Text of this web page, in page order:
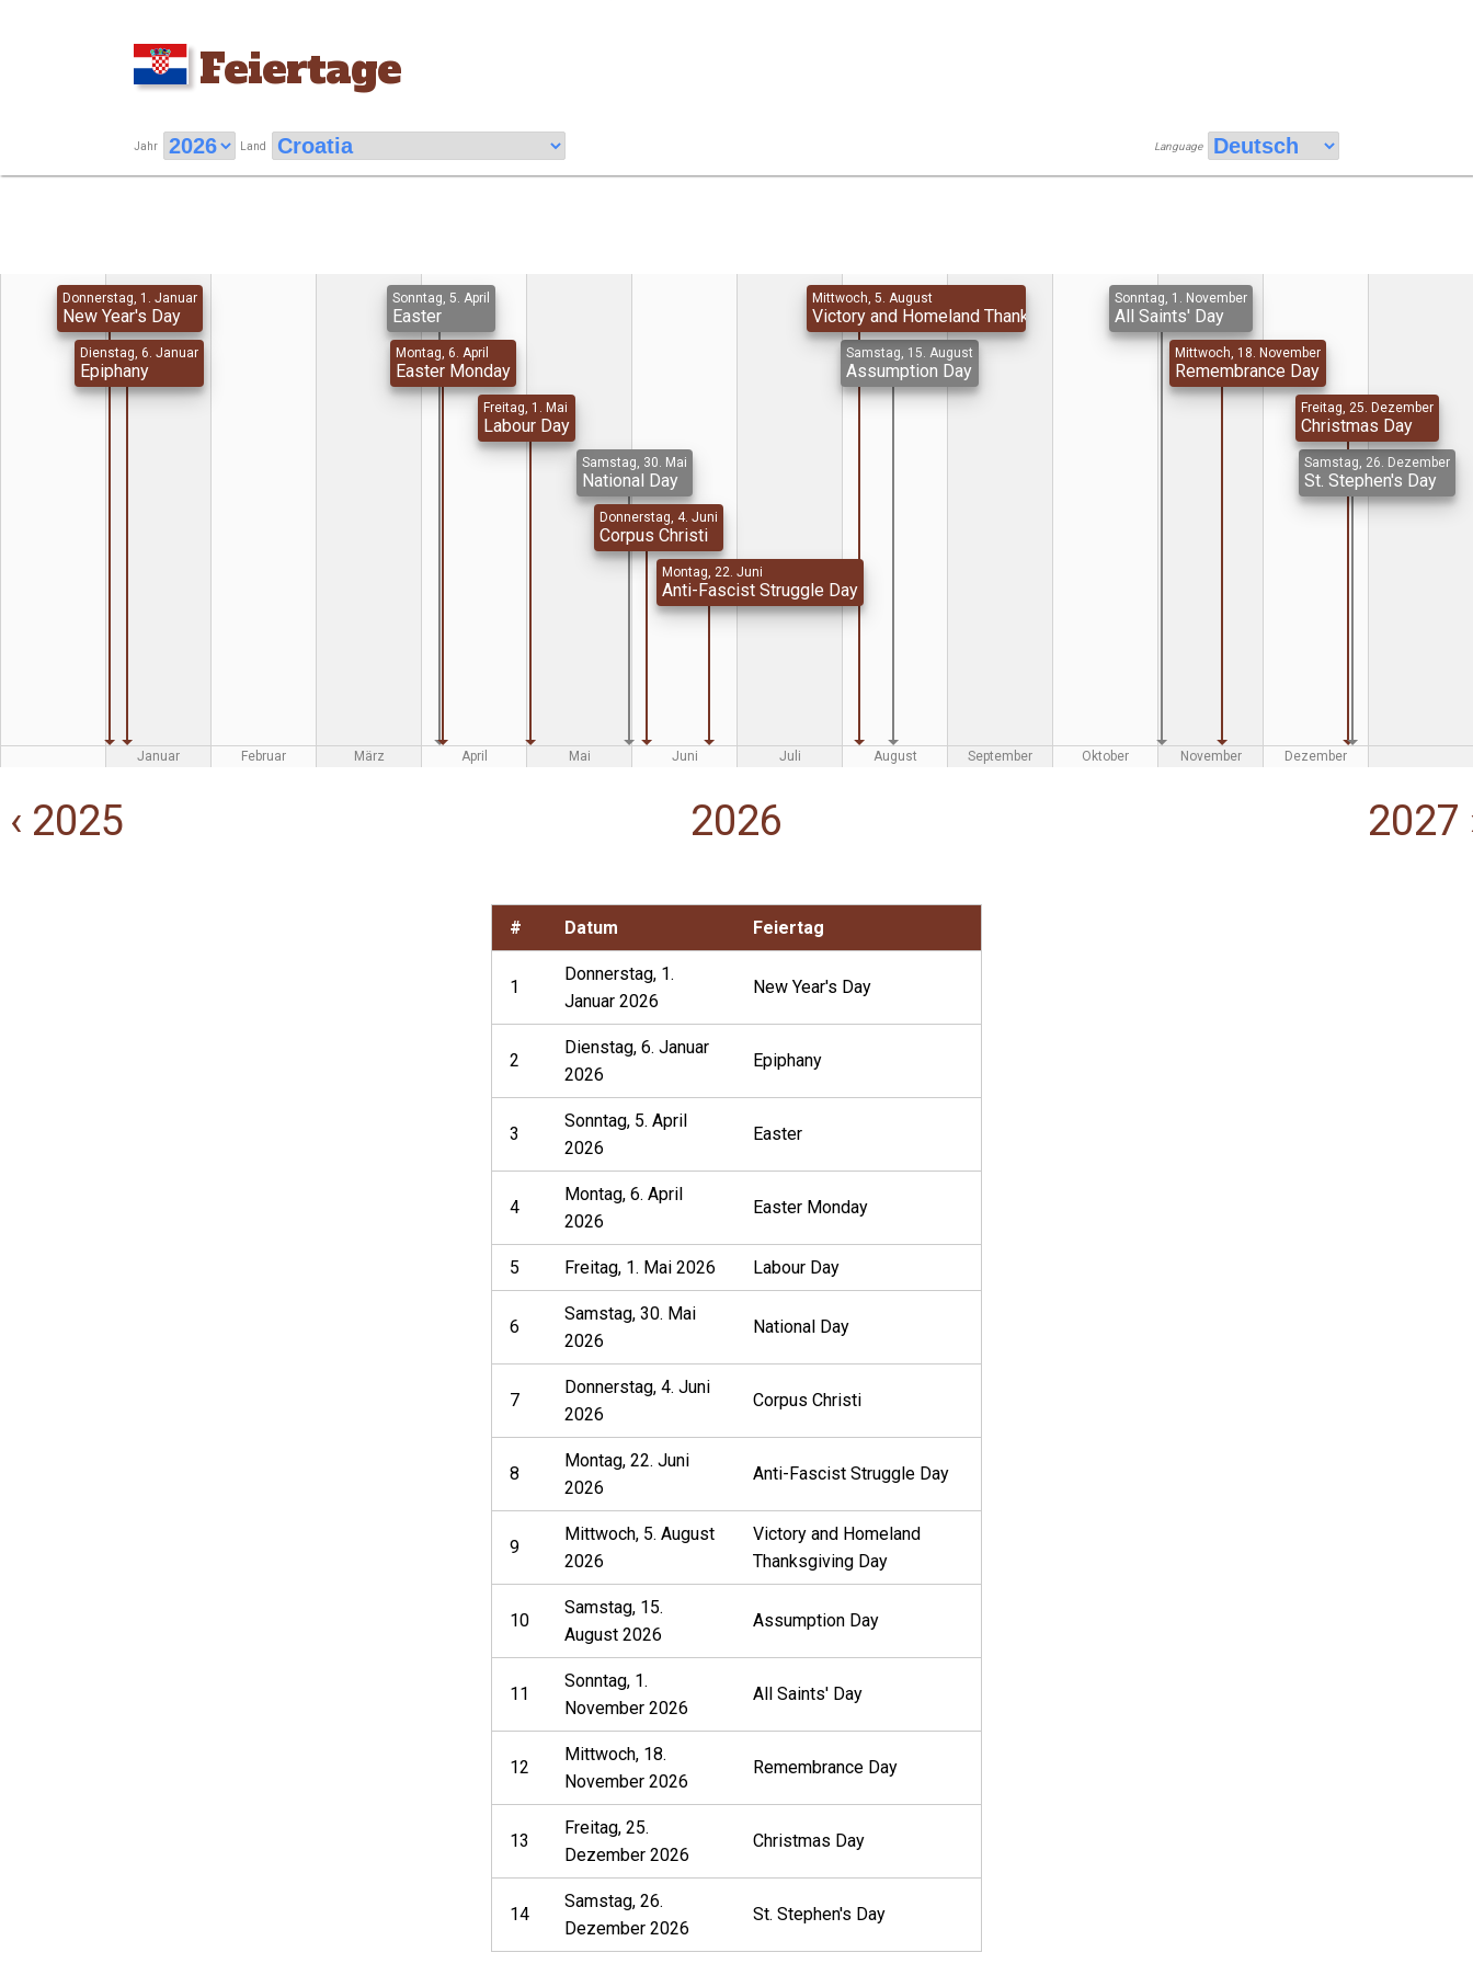
Feiertage
Jahr Land Language
Donnerstag, 1. Januar
New Year's Day
Dienstag, 6. Januar
Epiphany
Sonntag, 5. April
Easter
Montag, 6. April
Easter Monday
Freitag, 1. Mai
Labour Day
Samstag, 30. Mai
National Day
Donnerstag, 4. Juni
Corpus Christi
Montag, 22. Juni
Anti-Fascist Struggle Day
Mittwoch, 5. August
Victory and Homeland Thanksgiving Day
Samstag, 15. August
Assumption Day
Sonntag, 1. November
All Saints' Day
Mittwoch, 18. November
Remembrance Day
Freitag, 25. Dezember
Christmas Day
Samstag, 26. Dezember
St. Stephen's Day
Januar Februar März April Mai Juni Juli August September Oktober November Dezember
‹ 2025 2026 2027
# Datum Feiertag
1
Donnerstag, 1.
Januar 2026
New Year's Day
2
Dienstag, 6. Januar
2026
Epiphany
3
Sonntag, 5. April
2026
Easter
4
Montag, 6. April
2026
Easter Monday
5 Freitag, 1. Mai 2026 Labour Day
6
Samstag, 30. Mai
2026
National Day
7
Donnerstag, 4. Juni
2026
Corpus Christi
8
Montag, 22. Juni
2026
Anti-Fascist Struggle Day
9
Mittwoch, 5. August
2026
Victory and Homeland
Thanksgiving Day
10
Samstag, 15.
August 2026
Assumption Day
11
Sonntag, 1.
November 2026
All Saints' Day
12
Mittwoch, 18.
November 2026
Remembrance Day
13
Freitag, 25.
Dezember 2026
Christmas Day
14
Samstag, 26.
Dezember 2026
St. Stephen's Day